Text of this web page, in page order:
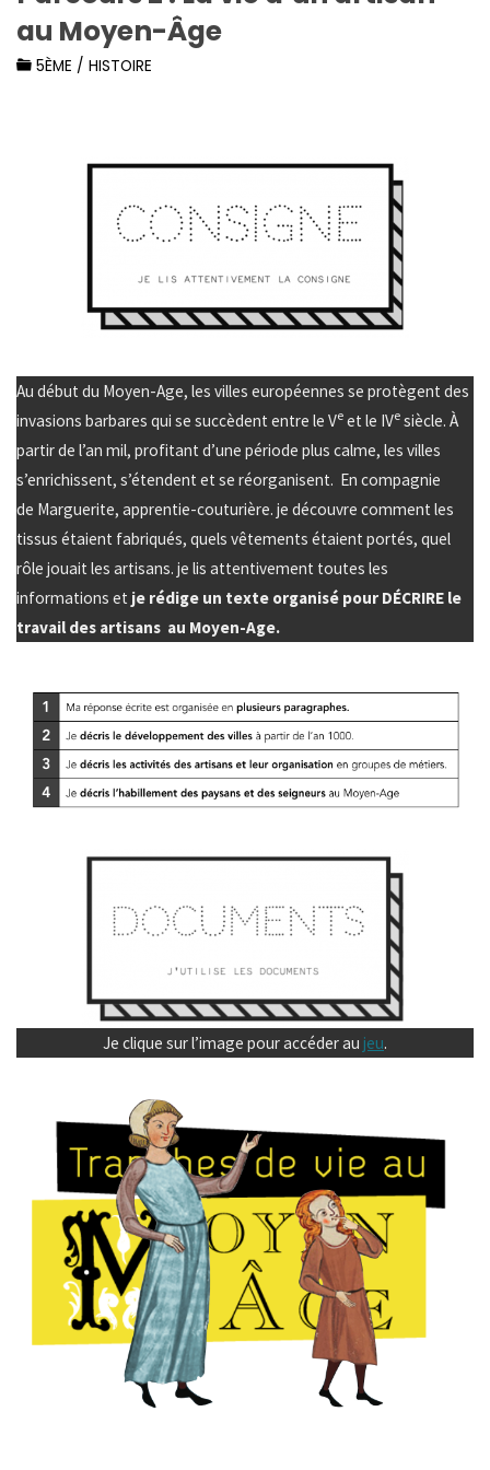
au Moyen-Âge
5ÈME / HISTOIRE
Au début du Moyen-Age, les villes européennes se protègent des
invasions barbares qui se succèdent entre le Ve et le IVe siècle. À
partir de l’an mil, profitant d’une période plus calme, les villes
s’enrichissent, s’étendent et se réorganisent. En compagnie
de Marguerite, apprentie-couturière. je découvre comment les
tissus étaient fabriqués, quels vêtements étaient portés, quel
rôle jouait les artisans. je lis attentivement toutes les
informations et je rédige un texte organisé pour DÉCRIRE le
travail des artisans au Moyen-Age.
Je clique sur l’image pour accéder au jeu.